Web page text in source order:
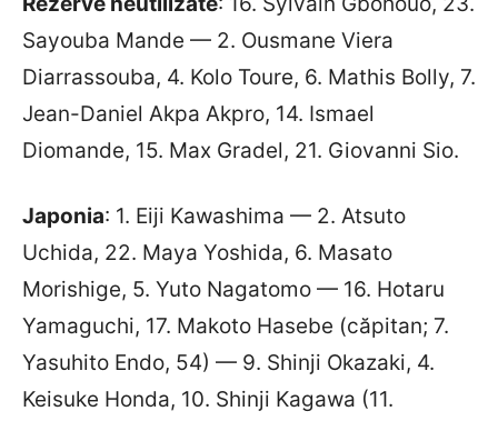
Sayouba Mande — 2. Ousmane Viera
Diarrassouba, 4. Kolo Toure, 6. Mathis Bolly, 7.
Jean-Daniel Akpa Akpro, 14. Ismael
Diomande, 15. Max Gradel, 21. Giovanni Sio.
Japonia: 1. Eiji Kawashima — 2. Atsuto
Uchida, 22. Maya Yoshida, 6. Masato
Morishige, 5. Yuto Nagatomo — 16. Hotaru
Yamaguchi, 17. Makoto Hasebe (căpitan; 7.
Yasuhito Endo, 54) — 9. Shinji Okazaki, 4.
Keisuke Honda, 10. Shinji Kagawa (11.